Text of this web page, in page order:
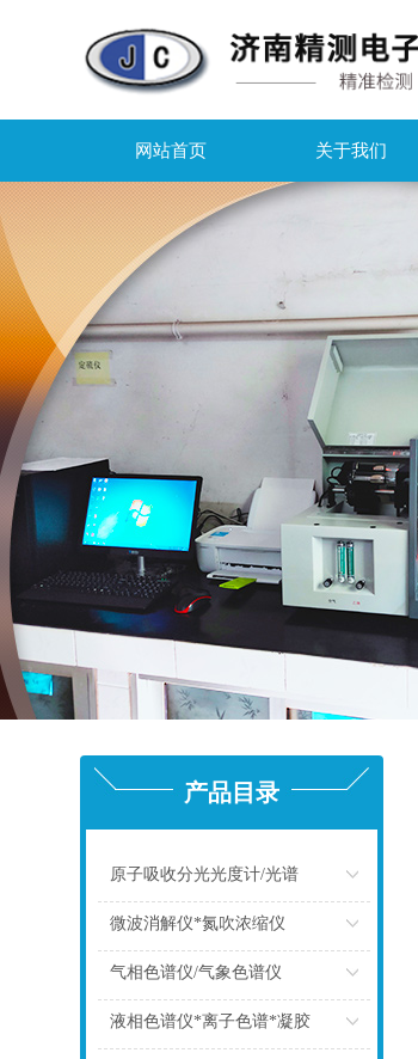
网站首页 关于我们
产品目录
原子吸收分光光度计/光谱
微波消解仪*氮吹浓缩仪
气相色谱仪/气象色谱仪
点击
液相色谱仪*离子色谱*凝胶